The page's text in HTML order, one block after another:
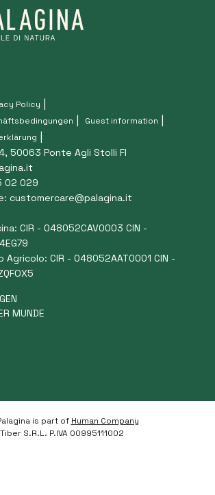
Policy
Guest information
50063 Ponte Agli Stolli FI
02 029
customercare@palagina.it
CIR - 048052CAV0003 CIN -
Agricolo: CIR - 048052AAT0001 CIN -
MUNDE
is part of Human Company
Tiber S.R.L. P.IVA 00995111002